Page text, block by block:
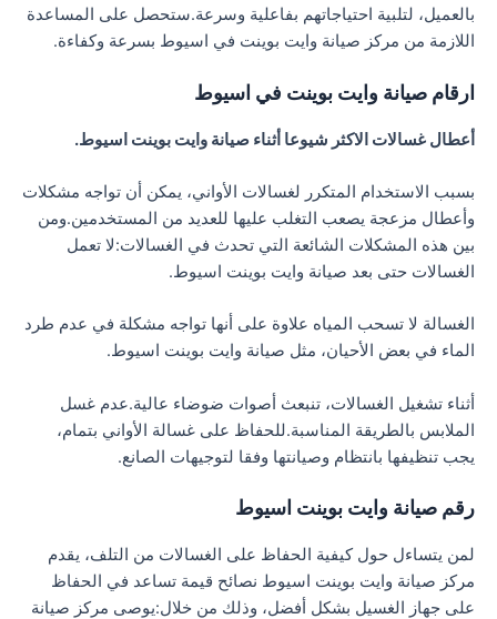
بالعميل، لتلبية احتياجاتهم بفاعلية وسرعة.ستحصل على المساعدة
اللازمة من مركز صيانة وايت بوينت في اسيوط بسرعة وكفاءة.
ارقام صيانة وايت بوينت في اسيوط
أعطال غسالات الاكثر شيوعا أثناء صيانة وايت بوينت اسيوط.
بسبب الاستخدام المتكرر لغسالات الأواني، يمكن أن تواجه مشكلات
وأعطال مزعجة يصعب التغلب عليها للعديد من المستخدمين.ومن
بين هذه المشكلات الشائعة التي تحدث في الغسالات:لا تعمل
الغسالات حتى بعد صيانة وايت بوينت اسيوط.
الغسالة لا تسحب المياه علاوة على أنها تواجه مشكلة في عدم طرد
الماء في بعض الأحيان، مثل صيانة وايت بوينت اسيوط.
أثناء تشغيل الغسالات، تنبعث أصوات ضوضاء عالية.عدم غسل
الملابس بالطريقة المناسبة.للحفاظ على غسالة الأواني بتمام،
يجب تنظيفها بانتظام وصيانتها وفقا لتوجيهات الصانع.
رقم صيانة وايت بوينت اسيوط
لمن يتساءل حول كيفية الحفاظ على الغسالات من التلف، يقدم
مركز صيانة وايت بوينت اسيوط نصائح قيمة تساعد في الحفاظ
على جهاز الغسيل بشكل أفضل، وذلك من خلال:يوصى مركز صيانة